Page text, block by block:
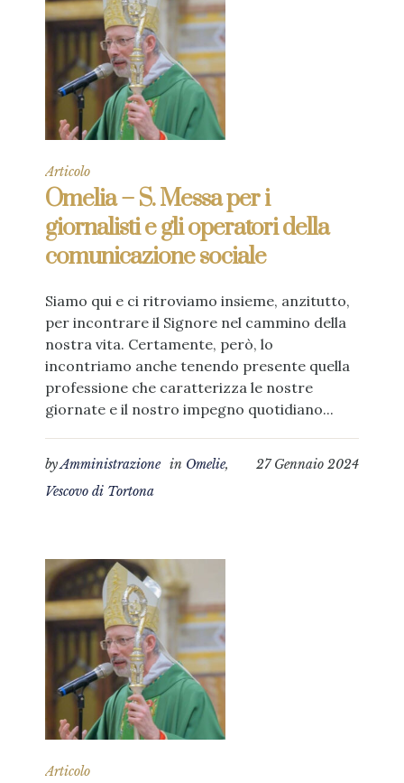
Articolo
Omelia – S. Messa per i
giornalisti e gli operatori della
comunicazione sociale
Siamo qui e ci ritroviamo insieme, anzitutto,
per incontrare il Signore nel cammino della
nostra vita. Certamente, però, lo
incontriamo anche tenendo presente quella
professione che caratterizza le nostre
giornate e il nostro impegno quotidiano...
27 Gennaio 2024
byAmministrazione in Omelie,
Vescovo di Tortona
Articolo